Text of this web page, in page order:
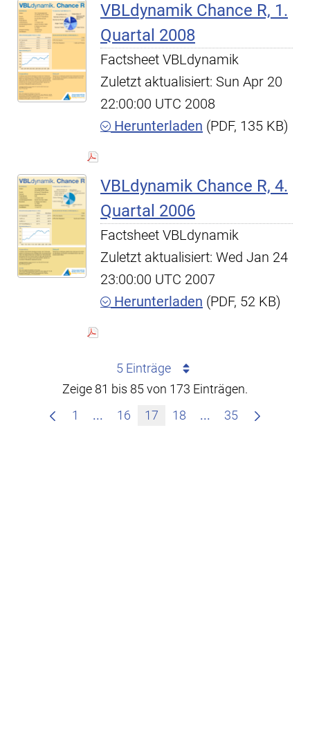
VBLdynamik Chance R, 1.
Quartal 2008
Factsheet VBLdynamik
Zuletzt aktualisiert: Sun Apr 20
22:00:00 UTC 2008
Herunterladen (PDF, 135 KB)
VBLdynamik Chance R, 4.
Quartal 2006
Factsheet VBLdynamik
Zuletzt aktualisiert: Wed Jan 24
23:00:00 UTC 2007
Herunterladen (PDF, 52 KB)
5 Einträge
Zeige 81 bis 85 von 173 Einträgen.
1
... Zwischenseiten Navigieren mit TAB-
16 17 18 ... Zwischenseiten
35